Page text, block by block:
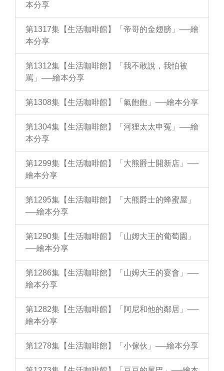
本分享
第1317集【生活咖啡館】「帝哥的金翅膀」──繪
本分享
第1312集【生活咖啡館】「我不敢說，我怕被
罵」──繪本分享
第1308集【生活咖啡館】「氣飽飽」──繪本分享
第1304集【生活咖啡館】「河狸太太申冤」──繪
本分享
第1299集【生活咖啡館】「大熊爵士開新店」──
繪本分享
第1295集【生活咖啡館】「大熊爵士的蜂蜜屋」
──繪本分享
第1290集【生活咖啡館】「山姆大王的葡萄園」
──繪本分享
第1286集【生活咖啡館】「山姆大王的宴會」──
繪本分享
第1282集【生活咖啡館】「阿尼和他的鄰居」──
繪本分享
第1278集【生活咖啡館】「小傢伙」──繪本分享